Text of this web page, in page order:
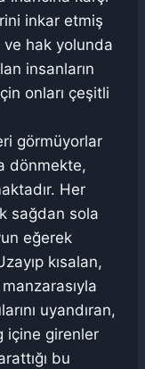
inkar etmiş
hak yolunda
insanların
onları çeşitli
görmüyorlar
dönmekte,
Her
sağdan sola
eğerek
kısalan,
uyandıran,
içine girenler
bu